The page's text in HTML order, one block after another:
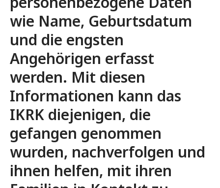
wie Name, Geburtsdatum
und die engsten
Angehörigen erfasst
werden. Mit diesen
Informationen kann das
IKRK diejenigen, die
gefangen genommen
wurden, nachverfolgen und
ihnen helfen, mit ihren